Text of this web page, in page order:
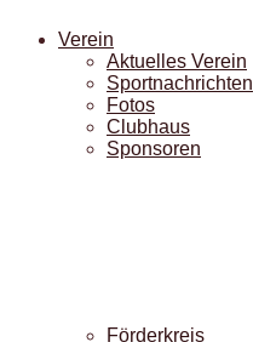
Verein
Aktuelles Verein
Sportnachrichten
Fotos
Clubhaus
Sponsoren
Förderkreis